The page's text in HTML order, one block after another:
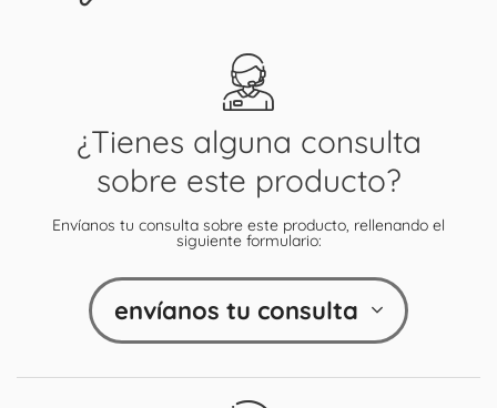
¿Tienes alguna consulta
sobre este producto?
Envíanos tu consulta sobre este producto, rellenando el
siguiente formulario:
envíanos tu consulta